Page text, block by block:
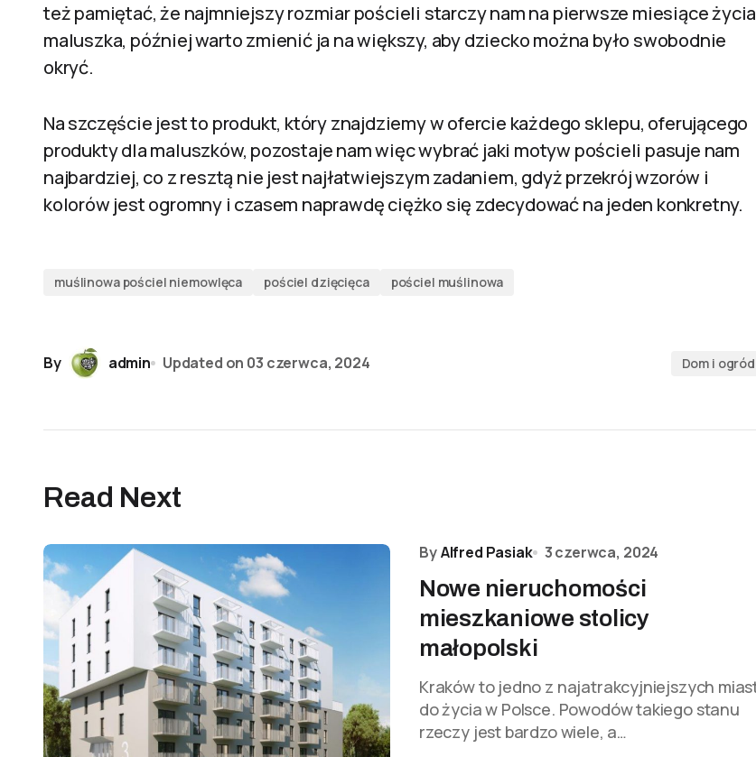
też pamiętać, że najmniejszy rozmiar pościeli starczy nam na pierwsze miesiące życia
maluszka, później warto zmienić ja na większy, aby dziecko można było swobodnie
okryć.
Na szczęście jest to produkt, który znajdziemy w ofercie każdego sklepu, oferującego
produkty dla maluszków, pozostaje nam więc wybrać jaki motyw pościeli pasuje nam
najbardziej, co z resztą nie jest najłatwiejszym zadaniem, gdyż przekrój wzorów i
kolorów jest ogromny i czasem naprawdę ciężko się zdecydować na jeden konkretny.
muślinowa pościel niemowlęca pościel dzięcięca pościel muślinowa
By admin Updated on 03 czerwca, 2024 Dom i ogród
Read Next
ByAlfred Pasiak 3 czerwca, 2024
Nowe nieruchomości
mieszkaniowe stolicy
małopolski
Kraków to jedno z najatrakcyjniejszych
do życia w Polsce. Powodów takiego stanu
rzeczy jest bardzo wiele, a…